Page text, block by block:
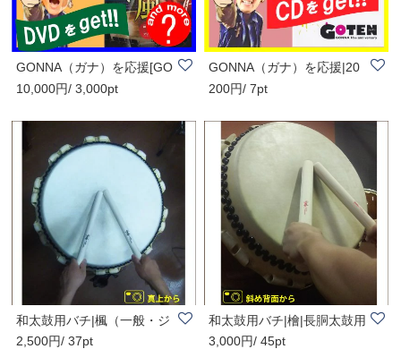
GONNA（ガナ）を応援[GO
NNAにちゃり〜ん..
10,000円/ 3,000pt
GONNA（ガナ）を応援|20
0円|[GONNAにちゃ..
200円/ 7pt
和太鼓用バチ|楓（一般・ジ
ュニア）｜長..
2,500円/ 37pt
和太鼓用バチ|檜|長胴太鼓用
テーパー410m..
3,000円/ 45pt